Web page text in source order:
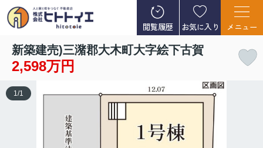
閲覧履歴 お気に入り メニュー
新築建売)三潴郡大木町大字絵下古賀
2,598万円
1 /1